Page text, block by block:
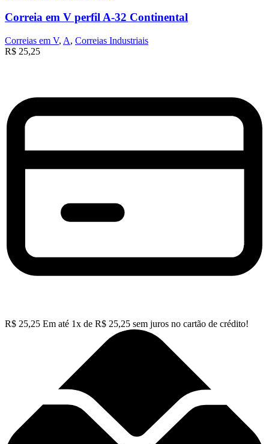
Correia em V perfil A-32 Continental
Correias em V, A, Correias Industriais
R$ 25,25
R$ 25,25 Em até 1x de R$ 25,25 sem juros no cartão de crédito!